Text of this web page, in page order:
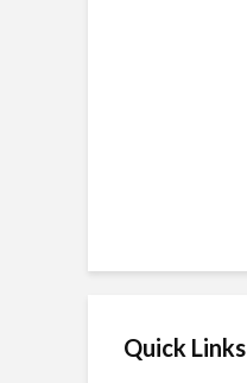
Quick Links